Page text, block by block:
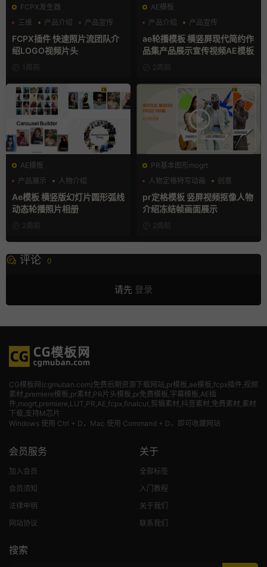
FCPX发生器
三维
产品介绍 产品宣传
FCPX插件 快速照片流团队介
绍LOGO视频片头
1周前
AE模板
产品介绍
产品宣传
产品展示
ae轮播模板 横竖屏现代简约作
品集产品展示宣传视频AE模板
2周前
AE模板
产品展示
人物介绍
团队介绍
Ae模板 横竖版幻灯片圆形弧线
动态轮播照片相册
2周前
PR基本图形mogrt
人物定格特写动画
创意
动态海报
pr定格模板 竖屏视频抠像人物
介绍冻结帧画面展示
2周前
评论 0
请先 登录
CG模板网(cgmuban.com)免费后期资源下载网站,pr模板,ae模板,fcpx插件,视频
素材 ,premiere模板,pr素材,PR片头模板,pr免费模板,字幕模板,AE插
件,mogrt,premiere,LUT,PR,AE,fcpx,finalcut,剪辑素材,抖音素材,免费素材,素材
下载,支持M芯片
Windows 使用 Ctrl + D，Mac 使用 Command + D，即可收藏网站
会员服务
加入会员
会员须知
法律申明
网站协议
关于
全部标签
入门教程
关于我们
联系我们
搜索